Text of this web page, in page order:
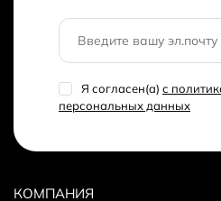
Я согласен(a) с
персональных данных
КОМПАНИЯ